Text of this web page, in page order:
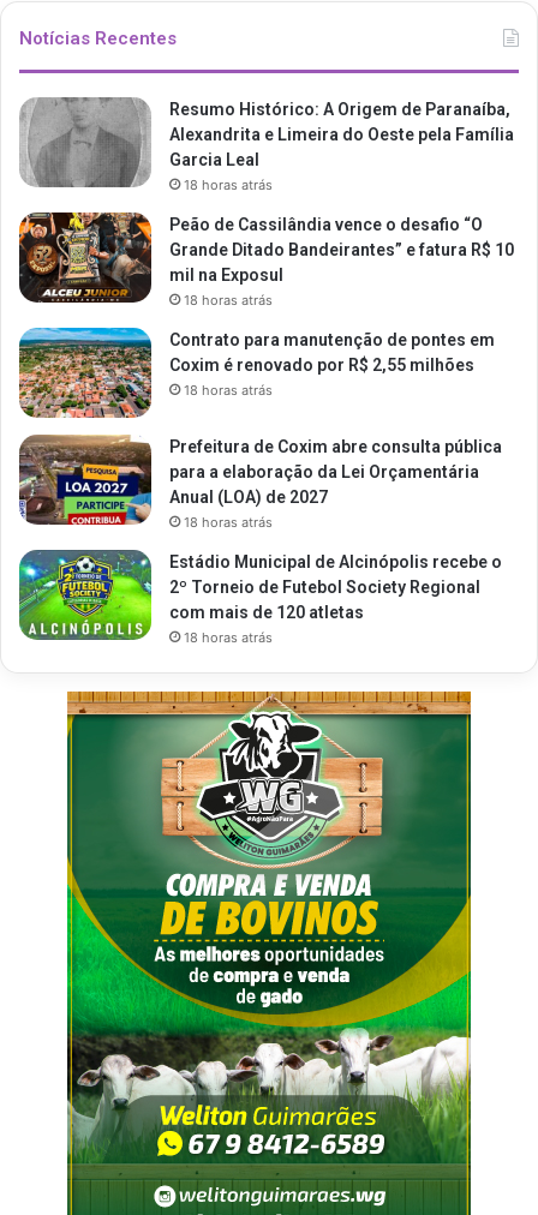
Notícias Recentes
Resumo Histórico: A Origem de Paranaíba,
Alexandrita e Limeira do Oeste pela Família
Garcia Leal
18 horas atrás
Peão de Cassilândia vence o desafio “O
Grande Ditado Bandeirantes” e fatura R$ 10
mil na Exposul
18 horas atrás
Contrato para manutenção de pontes em
Coxim é renovado por R$ 2,55 milhões
18 horas atrás
Prefeitura de Coxim abre consulta pública
para a elaboração da Lei Orçamentária
Anual (LOA) de 2027
18 horas atrás
Estádio Municipal de Alcinópolis recebe o
2º Torneio de Futebol Society Regional
com mais de 120 atletas
18 horas atrás